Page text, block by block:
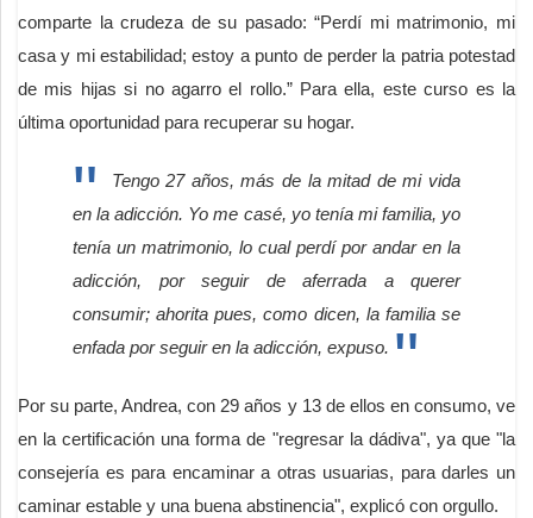
comparte la crudeza de su pasado: “Perdí mi matrimonio, mi
casa y mi estabilidad; estoy a punto de perder la patria potestad
de mis hijas si no agarro el rollo.” Para ella, este curso es la
última oportunidad para recuperar su hogar.
Tengo 27 años, más de la mitad de mi vida
en la adicción. Yo me casé, yo tenía mi familia, yo
tenía un matrimonio, lo cual perdí por andar en la
adicción, por seguir de aferrada a querer
consumir; ahorita pues, como dicen, la familia se
enfada por seguir en la adicción, expuso.
Por su parte, Andrea, con 29 años y 13 de ellos en consumo, ve
en la certificación una forma de "regresar la dádiva", ya que "la
consejería es para encaminar a otras usuarias, para darles un
caminar estable y una buena abstinencia", explicó con orgullo.